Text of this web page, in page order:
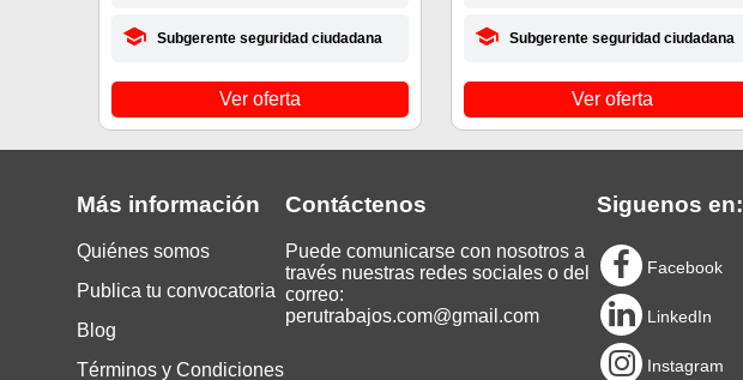
Subgerente seguridad ciudadana
Ver oferta
Subgerente seguridad ciudadana
Ver oferta
Más información
Quiénes somos
Publica tu convocatoria
Blog
Términos y Condiciones
Contáctenos
Puede comunicarse con nosotros a
través nuestras redes sociales o del
correo:
perutrabajos.com@gmail.com
Siguenos en:
Facebook
LinkedIn
Instagram